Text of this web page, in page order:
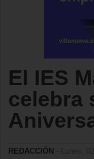
El IES
celebra
REDACCIÓN